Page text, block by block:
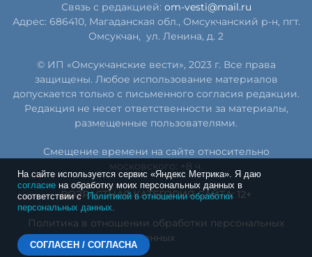
На сайте используется сервис «Яндекс Метрика». Я даю
согласие на обработку моих персональных данных в
соответствии сПолитикой в отношении обработки
персональных данных.
СОГЛАСЕН / СОГЛАСНА
Связь с редакцией: om-vesti@mail.ru
Адрес: 686410, Магаданская обл., Омсукчанский р-н, пгт.
Омсукчан, ул. Ленина, д. 2
© ИП «Омсукчанские вести», 2023 г. Все права
защищены. Любое использование материалов
допускается только с письменного согласия редакции.
Редакция не несет ответственности за материалы,
размещенные пользователями.
Смещение времени на сайте относительно
московского: +8 ч.
ВОЗРАСТНАЯ КАТЕГОРИЯ САЙТА: 12+
Политика в отношении обработки персональных
данных